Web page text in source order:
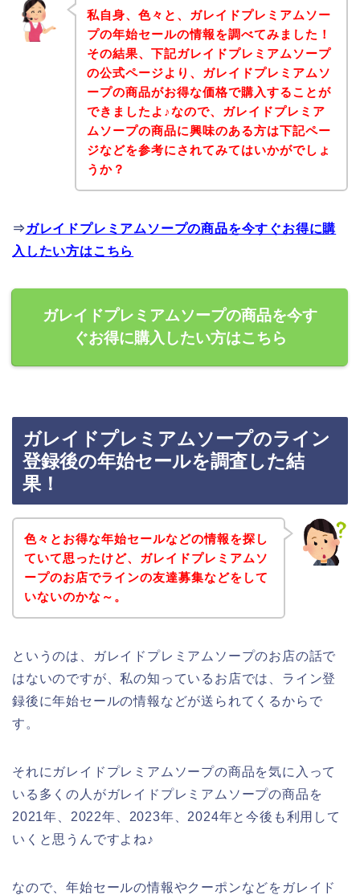
私自身、色々と、ガレイドプレミアムソー
プの年始セールの情報を調べてみました！
その結果、下記ガレイドプレミアムソープ
の公式ページより、ガレイドプレミアムソ
ープの商品がお得な価格で購入することが
できましたよ♪なので、ガレイドプレミア
ムソープの商品に興味のある方は下記ペー
ジなどを参考にされてみてはいかがでしょ
うか？
⇒ ガレイドプレミアムソープの商品を今すぐお得に購
入したい方はこちら
ガレイドプレミアムソープの商品を今す
ぐお得に購入したい方はこちら
ガレイドプレミアムソープのライン
登録後の年始セールを調査した結
果！
色々とお得な年始セールなどの情報を探し
ていて思ったけど、ガレイドプレミアムソ
ープのお店でラインの友達募集などをして
いないのかな～。
というのは、ガレイドプレミアムソープのお店の話で
はないのですが、私の知っているお店では、ライン登
録後に年始セールの情報などが送られてくるからで
す。
それにガレイドプレミアムソープの商品を気に入って
いる多くの人がガレイドプレミアムソープの商品を
2021年、2022年、2023年、2024年と今後も利用して
いくと思うんですよね♪
なので、年始セールの情報やクーポンなどをガレイド